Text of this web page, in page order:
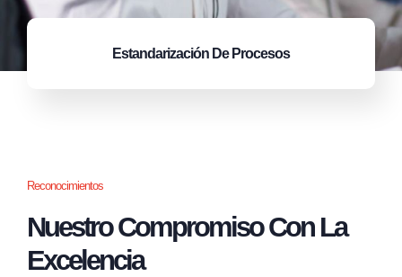
Estandarización De Procesos
Reconocimientos
Nuestro Compromiso Con La
Excelencia